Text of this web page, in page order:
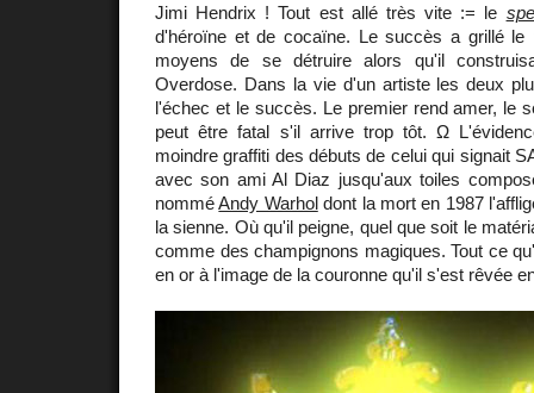
Jimi Hendrix ! Tout est allé très vite := le
d'héroïne et de cocaïne. Le succès a grillé le
moyens de se détruire alors qu'il
Overdose. Dans la vie d'un artiste les deux
l'échec et le succès. Le premier rend amer, le
peut être fatal s'il arrive trop tôt. Ω
moindre graffiti des débuts de celui qui signait
avec son ami Al Diaz jusqu'aux toiles
nomméAndy Warholdont la mort en 1987
la sienne. Où qu'il peigne, quel que soit le
comme des champignons magiques. Tout ce
en or à l'image de la couronne qu'il s'est rêvée